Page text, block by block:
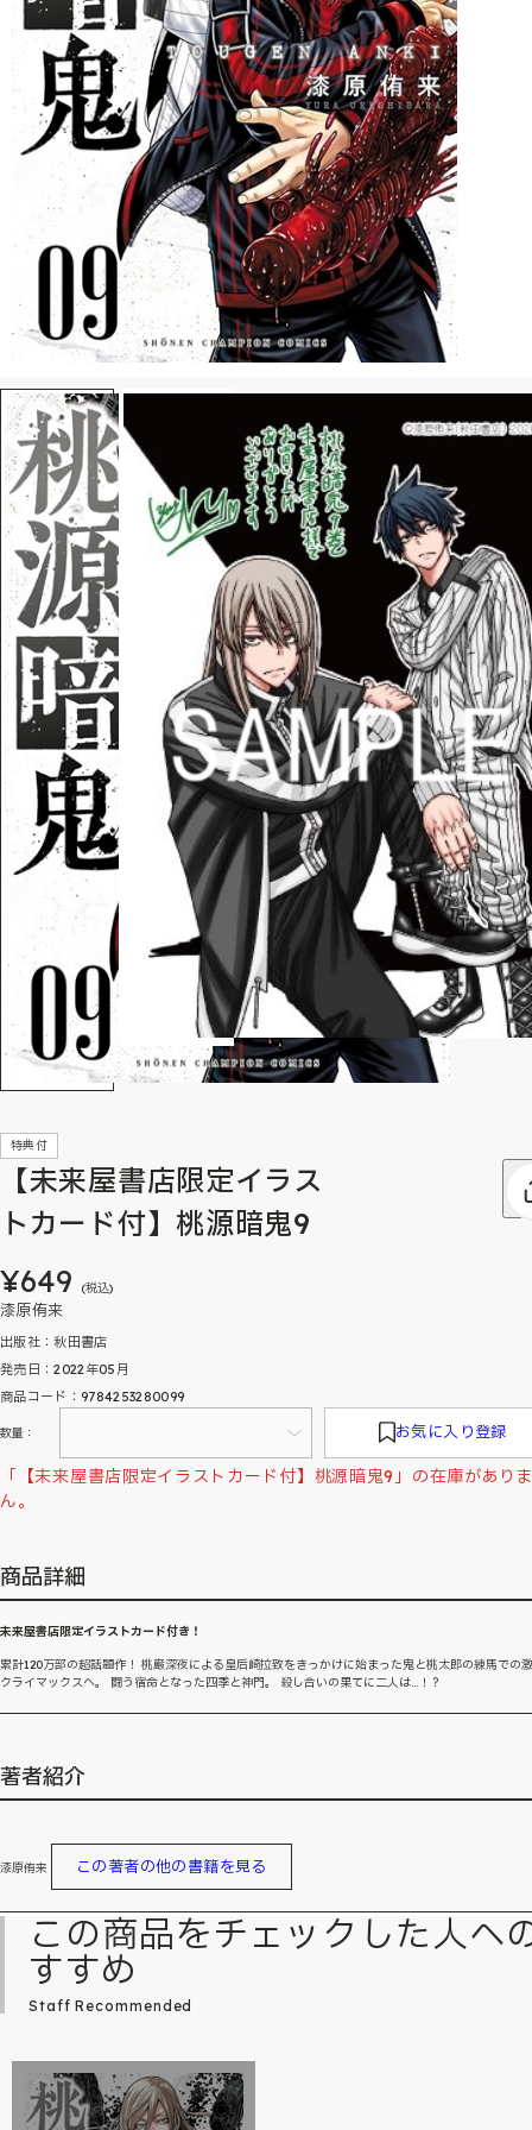
特典付
【未来屋書店限定イラス
トカード付】桃源暗鬼9
¥649 (税込)
漆原侑来
出版社：秋田書店
発売日：2022年05月
商品コード：9784253280099
数量： お気に入り登録
「【未来屋書店限定イラストカード付】桃源暗鬼9」の在庫があり
ん。
商品詳細
未来屋書店限定イラストカード付き！
累計120万部の超話題作！ 桃巌深夜による皇后崎拉致をきっかけに始まった鬼と桃太郎の練馬での
クライマックスへ。 闘う宿命となった四季と神門。 殺し合いの果てに二人は…！？
著者紹介
漆原侑来 この著者の他の書籍を見る
この商品をチェックした人へ
すすめ
Staff Recommended